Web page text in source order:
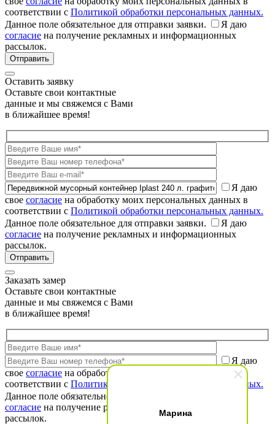
Марина
соответствии с Политикой обработки персональных данных.
Данное поле обязательное для отправки заявки.
Я даю
согласие на получение рекламных и информационных
рассылок.
Оставить заявку
Оставьте свои контактные
данные и мы свяжемся с Вами
в ближайшее время!
Я даю
свое согласие на обработку моих персональных данных в
соответствии с Политикой обработки персональных данных.
Данное поле обязательное для отправки заявки.
Я даю
согласие на получение рекламных и информационных
рассылок.
Заказать замер
Оставьте свои контактные
данные и мы свяжемся с Вами
в ближайшее время!
Я даю
свое согласие на обработку моих персональных данных в
соответствии с Политикой обработки персональных данных.
Данное поле обязательное для отправки заявки.
согласие на получение рекламных и информационных
рассылок.